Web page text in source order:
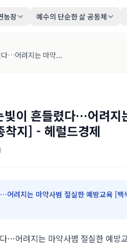
농장 예수의 단순한 삶 공동체
다…어려지는 마약...
빛이 흔들렸다…어려지
착지] - 헤럴드경제
어려지는 마약사범 절실한 예방교육 [백
…어려지는 마약사범 절실한 예방